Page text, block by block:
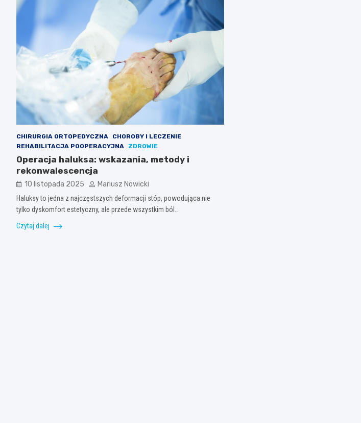
CHIRURGIA ORTOPEDYCZNA
CHOROBY I LECZENIE
REHABILITACJA POOPERACYJNA
ZDROWIE
Operacja haluksa: wskazania, metody i
rekonwalescencja
10 listopada 2025 Mariusz Nowicki
Haluksy to jedna z najczęstszych deformacji stóp, powodująca nie
tylko dyskomfort estetyczny, ale przede wszystkim ból…
Czytaj dalej